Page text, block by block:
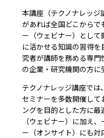
本講座（テクノナレッ
があれば全国どこから
ー（ウェビナー）とし
に活かせる知識の習得
究者が講師を務める専門
の企業・研究機関の方に
テクノナレッジ講座で
セミナーを多数開催して
ングを目的とした方に
（ウェビナー）に加え
ー（オンサイト）にも対